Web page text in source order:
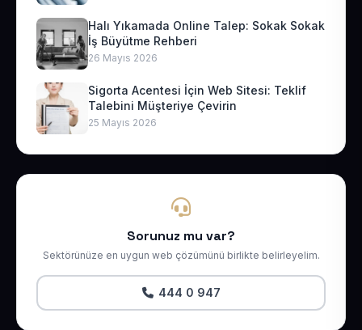
Halı Yıkamada Online Talep: Sokak Sokak
İş Büyütme Rehberi
26 Mayıs 2026
Sigorta Acentesi İçin Web Sitesi: Teklif
Talebini Müşteriye Çevirin
25 Mayıs 2026
Sorunuz mu var?
Sektörünüze en uygun web çözümünü birlikte belirleyelim.
444 0 947